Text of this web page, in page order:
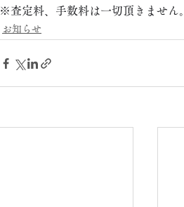
※査定料、手数料は一切頂きません。
お知らせ